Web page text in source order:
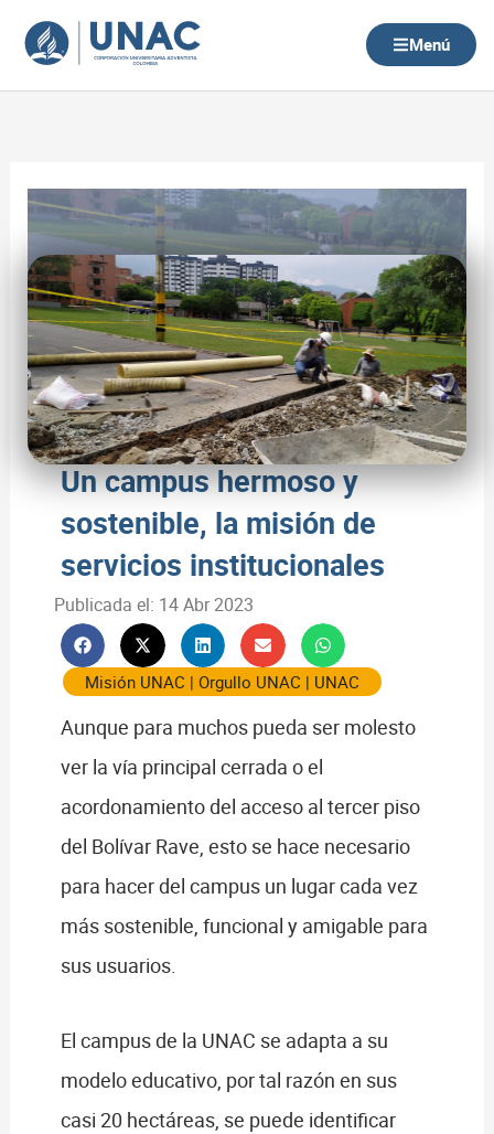
contenido
Menú
Un campus hermoso y
sostenible, la misión de
servicios institucionales
Publicada el: 14 Abr 2023
Misión UNAC | Orgullo UNAC | UNAC
Aunque para muchos pueda ser molesto
ver la vía principal cerrada o el
acordonamiento del acceso al tercer piso
del Bolívar Rave, esto se hace necesario
para hacer del campus un lugar cada vez
más sostenible, funcional y amigable para
sus usuarios.
El campus de la UNAC se adapta a su
modelo educativo, por tal razón en sus
casi 20 hectáreas, se puede identificar